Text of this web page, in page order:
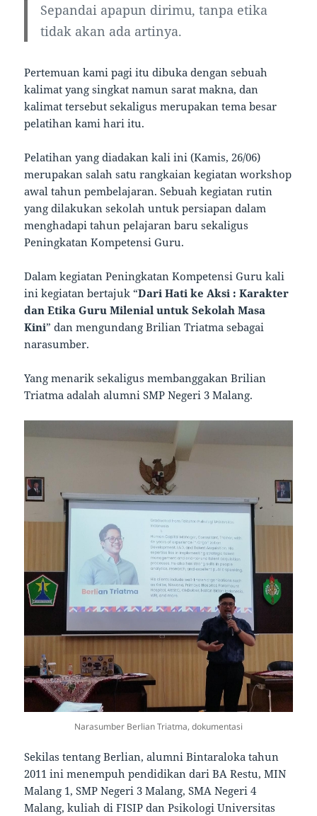
Sepandai apapun dirimu, tanpa etika
tidak akan ada artinya.
Pertemuan kami pagi itu dibuka dengan sebuah
kalimat yang singkat namun sarat makna, dan
kalimat tersebut sekaligus merupakan tema besar
pelatihan kami hari itu.
Pelatihan yang diadakan kali ini (Kamis, 26/06)
merupakan salah satu rangkaian kegiatan workshop
awal tahun pembelajaran. Sebuah kegiatan rutin
yang dilakukan sekolah untuk persiapan dalam
menghadapi tahun pelajaran baru sekaligus
Peningkatan Kompetensi Guru.
Dalam kegiatan Peningkatan Kompetensi Guru kali
ini kegiatan bertajuk “Dari Hati ke Aksi : Karakter
dan Etika Guru Milenial untuk Sekolah Masa
Kini” dan mengundang Brilian Triatma sebagai
narasumber.
Yang menarik sekaligus membanggakan Brilian
Triatma adalah alumni SMP Negeri 3 Malang.
Narasumber Berlian Triatma, dokumentasi
Sekilas tentang Berlian, alumni Bintaraloka tahun
2011 ini menempuh pendidikan dari BA Restu, MIN
Malang 1, SMP Negeri 3 Malang, SMA Negeri 4
Malang, kuliah di FISIP dan Psikologi Universitas